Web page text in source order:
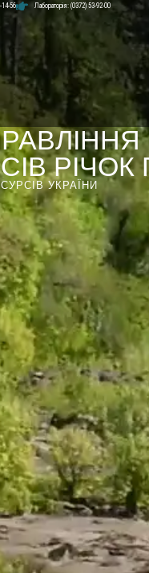
Лабораторія: (0372) 53-92-00
56
РІЧОК
УКРАЇНИ